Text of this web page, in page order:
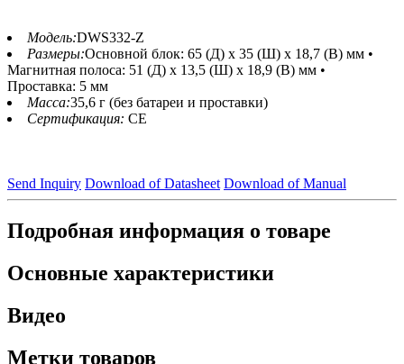
Модель:DWS332-Z
Размеры:Основной блок: 65 (Д) x 35 (Ш) x 18,7 (В) мм •
Магнитная полоса: 51 (Д) x 13,5 (Ш) x 18,9 (В) мм •
Проставка: 5 мм
Масса:35,6 г (без батареи и проставки)
Сертификация: CE
Send Inquiry Download of Datasheet Download of Manual
Подробная информация о товаре
Основные характеристики
Видео
Метки товаров